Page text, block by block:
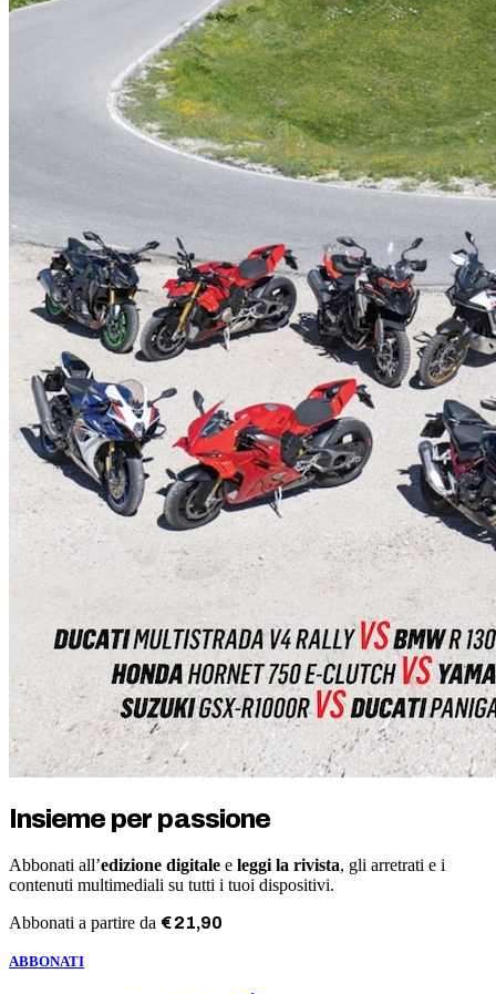
Insieme per passione
Abbonati all’edizione digitale e leggi la rivista, gli arretrati e i
contenuti multimediali su tutti i tuoi dispositivi.
Abbonati a partire da €21,90
ABBONATI